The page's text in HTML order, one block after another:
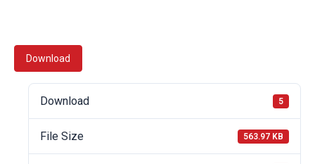
Download
Download 5
File Size 563.97 KB